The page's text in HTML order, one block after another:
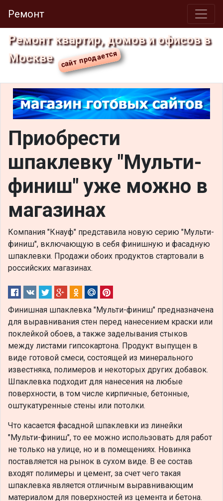
Ремонт
Ремонт квартир, домов и офисов в
Москве
Приобрести
шпаклевку "Мульти-
финиш" уже можно в
магазинах
Компания "Кнауф" представила новую серию "Мульти-
финиш", включающую в себя финишную и фасадную
шпаклевки. Продажи обоих продуктов стартовали в
российских магазинах.
Финишная шпаклевка "Мульти-финиш" предназначена
для выравнивания стен перед нанесением краски или
поклейкой обоев, а также заделывания стыков
между листами гипсокартона. Продукт выпущен в
виде готовой смеси, состоящей из минерального
известняка, полимеров и некоторых других добавок.
Шпаклевка подходит для нанесения на любые
поверхности, в том числе кирпичные, бетонные,
оштукатуренные стены или потолки.
Что касается фасадной шпаклевки из линейки
"Мульти-финиш", то ее можно использовать для работ
не только на улице, но и в помещениях. Новинка
поставляется на рынок в сухом виде. В ее состав
входят полимеры и цемент, за счет чего такая
шпаклевка является отличным выравнивающим
материалом для поверхностей из цемента и бетона.